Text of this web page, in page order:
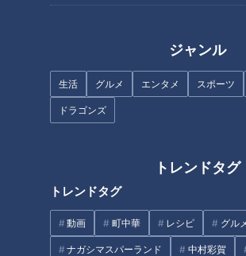
ジャンル
生活 グルメ エンタメ スポーツ
ドラゴンズ
トレンドタグ
トレンドタグ
動画 町中華 レシピ グル
ナガシマスパーランド 中村彩賀
分クッキン
「夏野菜とさつま揚げの焼きび
たし」の作り方【キユーピー３
「鶏の竜田
タグ